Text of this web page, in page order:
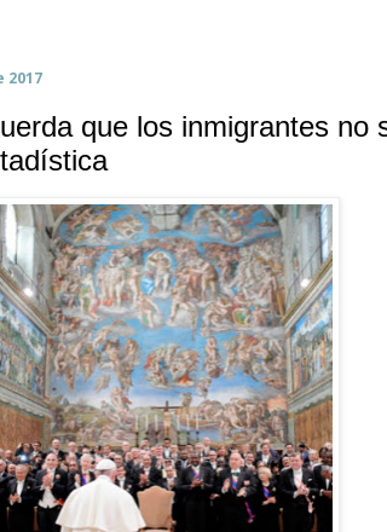
2017
que los inmigrantes no